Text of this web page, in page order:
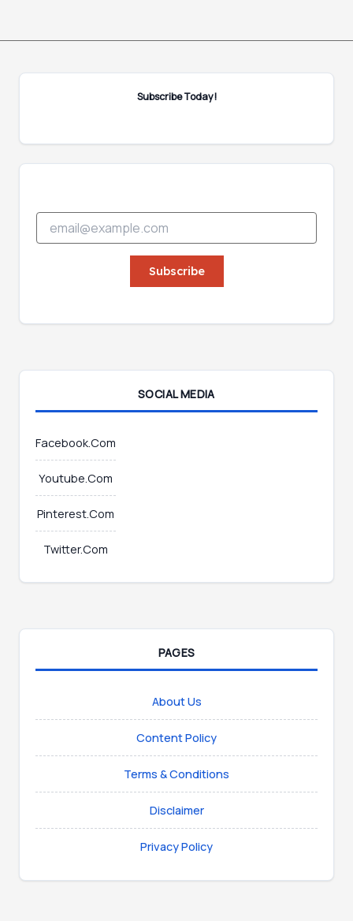
Subscribe Today!
a
i
l
*
E
Subscribe
SOCIAL MEDIA
Facebook.Com
Youtube.Com
Pinterest.Com
Twitter.Com
PAGES
About Us
Content Policy
Terms & Conditions
Disclaimer
Privacy Policy